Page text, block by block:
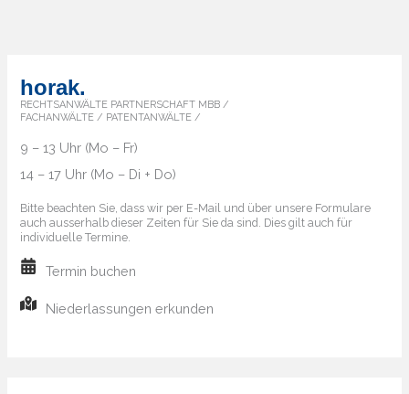
horak.
RECHTSANWÄLTE PARTNERSCHAFT MBB /
FACHANWÄLTE / PATENTANWÄLTE /
9 – 13 Uhr (Mo – Fr)
14 – 17 Uhr (Mo – Di + Do)
Bitte beachten Sie, dass wir per E-Mail und über unsere Formulare
auch ausserhalb dieser Zeiten für Sie da sind. Dies gilt auch für
individuelle Termine.
Termin buchen
Niederlassungen erkunden